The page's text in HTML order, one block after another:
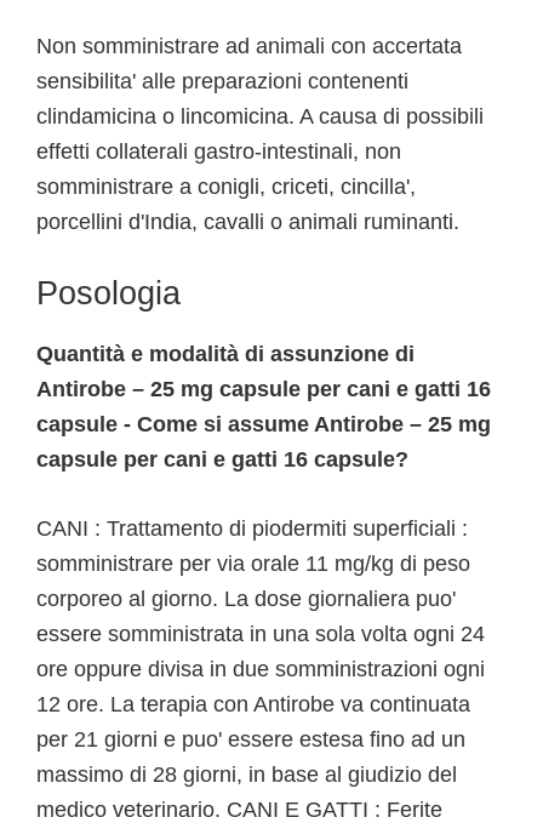
Non somministrare ad animali con accertata
sensibilita' alle preparazioni contenenti
clindamicina o lincomicina. A causa di possibili
effetti collaterali gastro-intestinali, non
somministrare a conigli, criceti, cincilla',
porcellini d'India, cavalli o animali ruminanti.
Posologia
Quantità e modalità di assunzione di
Antirobe – 25 mg capsule per cani e gatti 16
capsule - Come si assume Antirobe – 25 mg
capsule per cani e gatti 16 capsule?
CANI : Trattamento di piodermiti superficiali :
somministrare per via orale 11 mg/kg di peso
corporeo al giorno. La dose giornaliera puo'
essere somministrata in una sola volta ogni 24
ore oppure divisa in due somministrazioni ogni
12 ore. La terapia con Antirobe va continuata
per 21 giorni e puo' essere estesa fino ad un
massimo di 28 giorni, in base al giudizio del
medico veterinario. CANI E GATTI : Ferite